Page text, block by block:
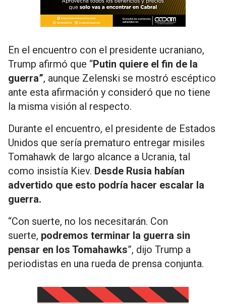
En el encuentro con el presidente ucraniano,
Trump afirmó que “Putin quiere el fin de la
guerra”, aunque Zelenski se mostró escéptico
ante esta afirmación y consideró que no tiene
la misma visión al respecto.
Durante el encuentro, el presidente de Estados
Unidos que sería prematuro entregar misiles
Tomahawk de largo alcance a Ucrania, tal
como insistía Kiev. Desde Rusia habían
advertido que esto podría hacer escalar la
guerra.
“Con suerte, no los necesitarán. Con
suerte, podremos terminar la guerra sin
pensar en los Tomahawks”, dijo Trump a
periodistas en una rueda de prensa conjunta.